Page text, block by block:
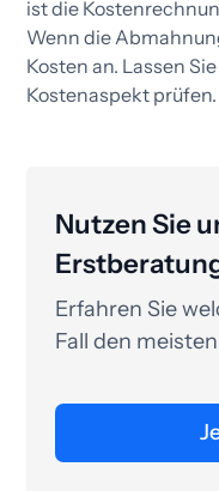
ist die
Wenn die
Kosten an. Lassen
Kostenaspekt prüfen.​
Nutzen Sie
Erfahren Sie
Fall den